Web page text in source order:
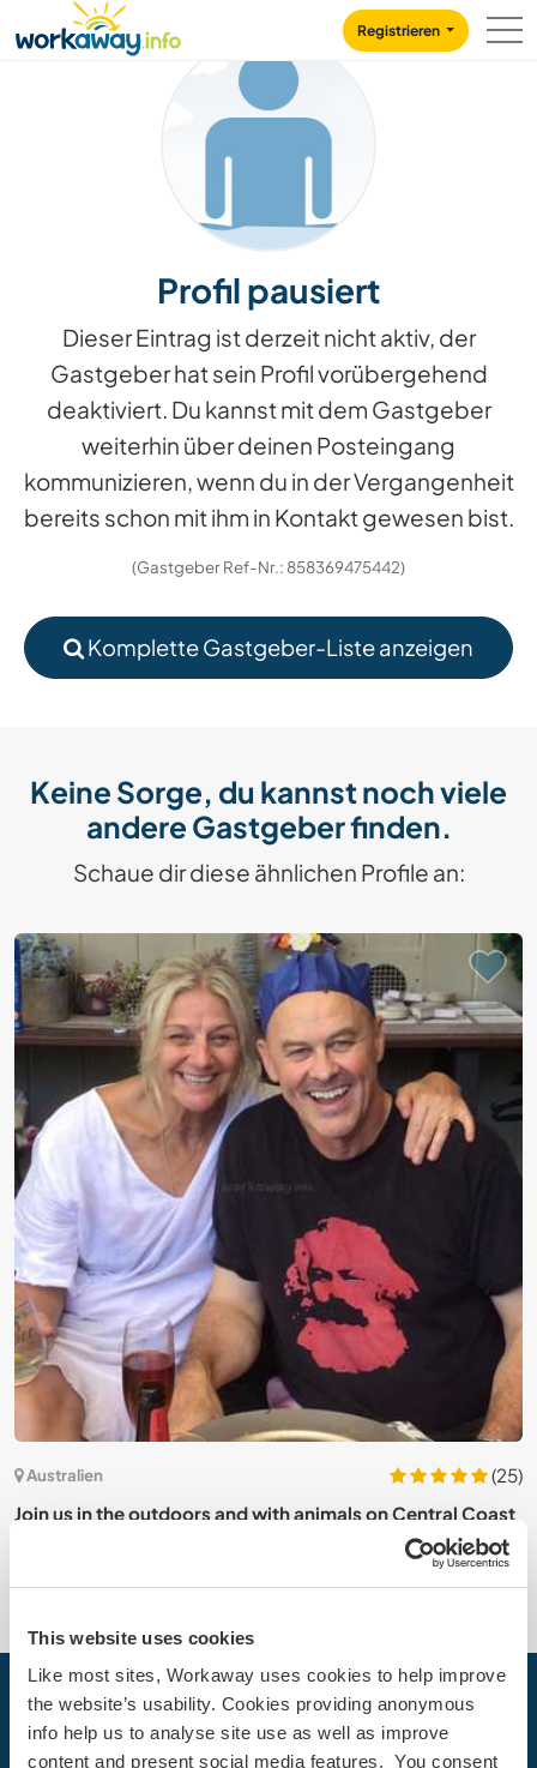
This website uses cookies
Like most sites, Workaway uses cookies to help improve
the website’s usability. Cookies providing anonymous
info help us to analyse site use as well as improve
content and present social media features. You consent
CONTENT
MAIN NAVIGATION
Registrieren
Profil pausiert
Dieser Eintrag ist derzeit nicht aktiv, der
Gastgeber hat sein Profil vorübergehend
deaktiviert. Du kannst mit dem Gastgeber
weiterhin über deinen Posteingang
kommunizieren, wenn du in der Vergangenheit
bereits schon mit ihm in Kontakt gewesen bist.
(Gastgeber Ref-Nr.: 858369475442)
Komplette Gastgeber-Liste anzeigen
Keine Sorge, du kannst noch viele
andere Gastgeber finden.
Schaue dir diese ähnlichen Profile an:
Australien
(25)
Join us in the outdoors and with animals on Central Coast
Dein nächstes Abenteuer beginnt
heute